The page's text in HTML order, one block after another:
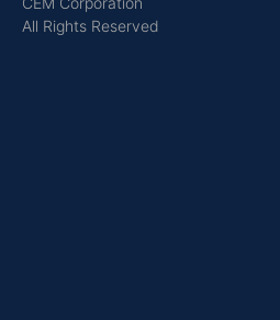
All Rights Reserved